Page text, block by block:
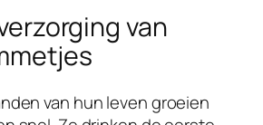
van
van hun leven groeien